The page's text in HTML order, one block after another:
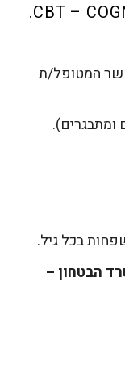
CBT –
המטופל/ת
ומתבגרים).
בכל גיל.
הבטחון –